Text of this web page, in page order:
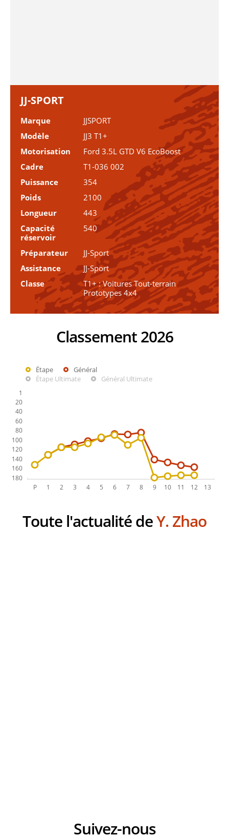
JJ-SPORT
Marque
JJSPORT
Modèle
JJ3 T1+
Motorisation
Ford 3.5L GTD V6 EcoBoost
Cadre
T1-036 002
Puissance
354
Poids
2100
Longueur
443
Capacité
réservoir
540
Préparateur
JJ-Sport
Assistance
JJ-Sport
Classe
T1+ : Voitures Tout-terrain
Prototypes 4x4
Classement 2026
Étape
Général
Étape Ultimate
Général Ultimate
Toute l'actualité deY. Zhao
Suivez-nous